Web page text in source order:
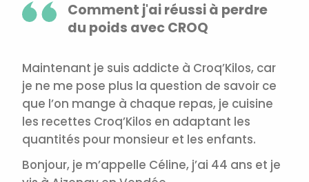
Comment j'ai réussi à perdre
du poids avec CROQ
Maintenant je suis addicte à Croq’Kilos, car
je ne me pose plus la question de savoir ce
que l’on mange à chaque repas, je cuisine
les recettes Croq’Kilos en adaptant les
quantités pour monsieur et les enfants.
Bonjour, je m’appelle Céline, j’ai 44 ans et je